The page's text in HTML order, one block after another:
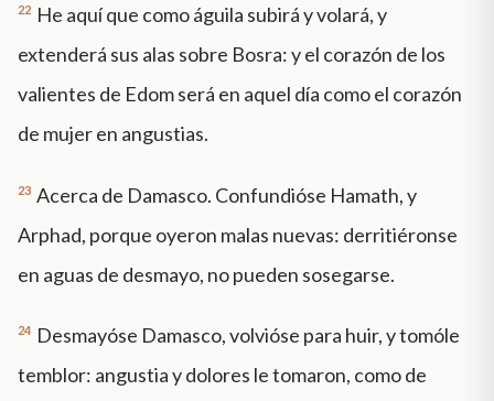
22 He aquí que como águila subirá y volará, y
extenderá sus alas sobre Bosra: y el corazón de los
valientes de Edom será en aquel día como el corazón
de mujer en angustias.
23 Acerca de Damasco. Confundióse Hamath, y
Arphad, porque oyeron malas nuevas: derritiéronse
en aguas de desmayo, no pueden sosegarse.
24 Desmayóse Damasco, volvióse para huir, y tomóle
temblor: angustia y dolores le tomaron, como de